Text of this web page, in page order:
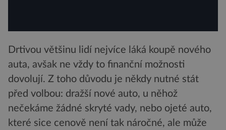
Drtivou většinu lidí nejvíce láká koupě nového
auta, avšak ne vždy to finanční možnosti
dovolují. Z toho důvodu je někdy nutné stát
před volbou: dražší nové auto, u něhož
nečekáme žádné skryté vady, nebo ojeté auto,
které sice cenově není tak náročné, ale může